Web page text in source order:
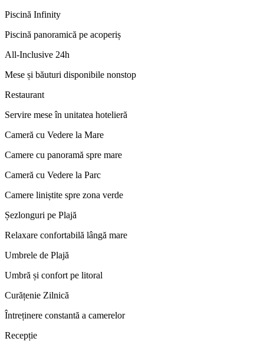
Piscină Infinity
Piscină panoramică pe acoperiș
All-Inclusive 24h
Mese și băuturi disponibile nonstop
Restaurant
Servire mese în unitatea hotelieră
Cameră cu Vedere la Mare
Camere cu panoramă spre mare
Cameră cu Vedere la Parc
Camere liniștite spre zona verde
Șezlonguri pe Plajă
Relaxare confortabilă lângă mare
Umbrele de Plajă
Umbră și confort pe litoral
Curățenie Zilnică
Întreținere constantă a camerelor
Recepție